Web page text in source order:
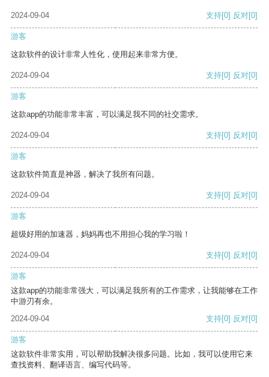
2024-09-04 支持[0] 反对[0]
游客
这款软件的设计非常人性化，使用起来非常方便。
2024-09-04 支持[0] 反对[0]
游客
这款app的功能非常丰富，可以满足我不同的社交需求。
2024-09-04 支持[0] 反对[0]
游客
这款软件简直是神器，解决了我所有问题。
2024-09-04 支持[0] 反对[0]
游客
超级好用的加速器，妈妈再也不用担心我的学习啦！
2024-09-04 支持[0] 反对[0]
游客
这款app的功能非常强大，可以满足我所有的工作需求，让我能够在工作
中游刃有余。
2024-09-04
支持[0] 反对[0]
游客
这款软件非常实用，可以帮助我解决很多问题。比如，我可以使用它来
查找资料、翻译语言、编写代码等。